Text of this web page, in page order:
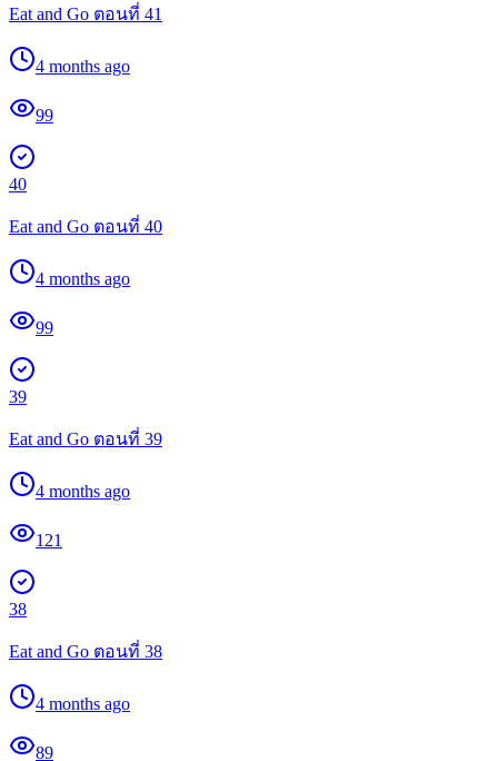
Eat and Go ตอนที่ 41
4 months ago
99
40
Eat and Go ตอนที่ 40
4 months ago
99
39
Eat and Go ตอนที่ 39
4 months ago
121
38
Eat and Go ตอนที่ 38
4 months ago
89